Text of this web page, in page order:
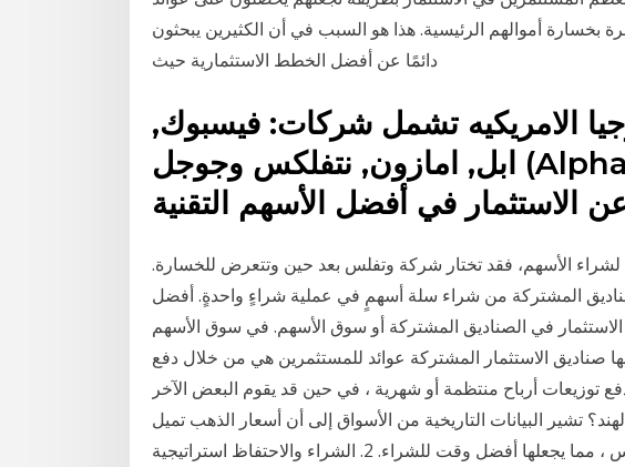
أموالهم الرئيسية. هذا هو السبب في أن الكثيرين يبحثون
دائمًا عن أفضل الخطط الاستثمارية حيث
الامريكيه تشمل شركات: فيسبوك,
ابل, امازون, نتفلكس وجوجل (Alphabet). إليك ما يجب
الأسهم، فقد تختار شركة وتفلس بعد حين وتتعرض للخسارة.
المشتركة من شراء سلة أسهمٍ في عملية شراءٍ واحدةٍ. أفضل
في الصناديق المشتركة أو سوق الأسهم. في سوق الأسهم
صناديق الاستثمار المشتركة عوائد للمستثمرين هي من خلال دفع
توزيعات أرباح منتظمة أو شهرية ، في حين قد يقوم البعض الآخر
تشير البيانات التاريخية من الأسواق إلى أن أسعار الذهب تميل
إلى الانخفاض كل عام في شهر مارس ، مما يجعلها أفضل وقت للشراء. 2. الشراء والاحتفاظ استراتيجية